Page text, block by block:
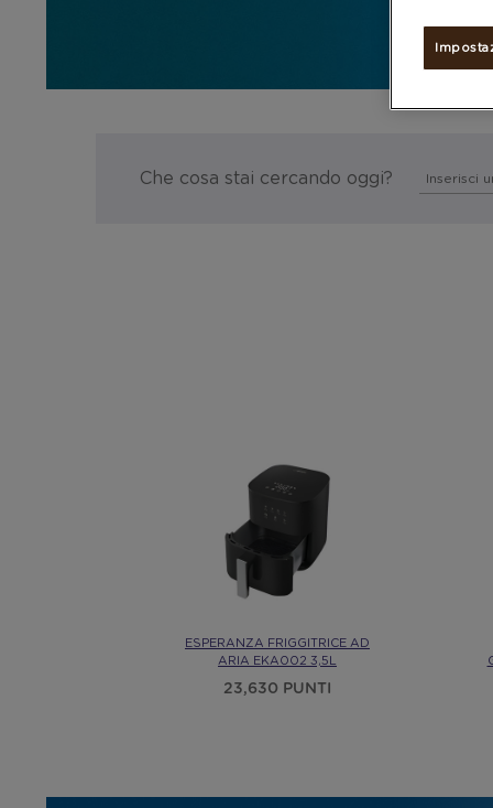
Che cosa stai cercando oggi?
ESPERANZA FRIGGITRICE AD
ARIA EKA002 3,5L
23,630 PUNTI